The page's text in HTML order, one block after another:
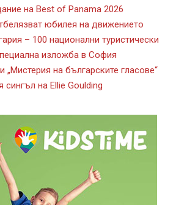
на Best of Panama 2026
юбилея на движението
– 100 национални туристически
изложба в София
„Мистерия на българските гласове“
сингъл на Ellie Goulding